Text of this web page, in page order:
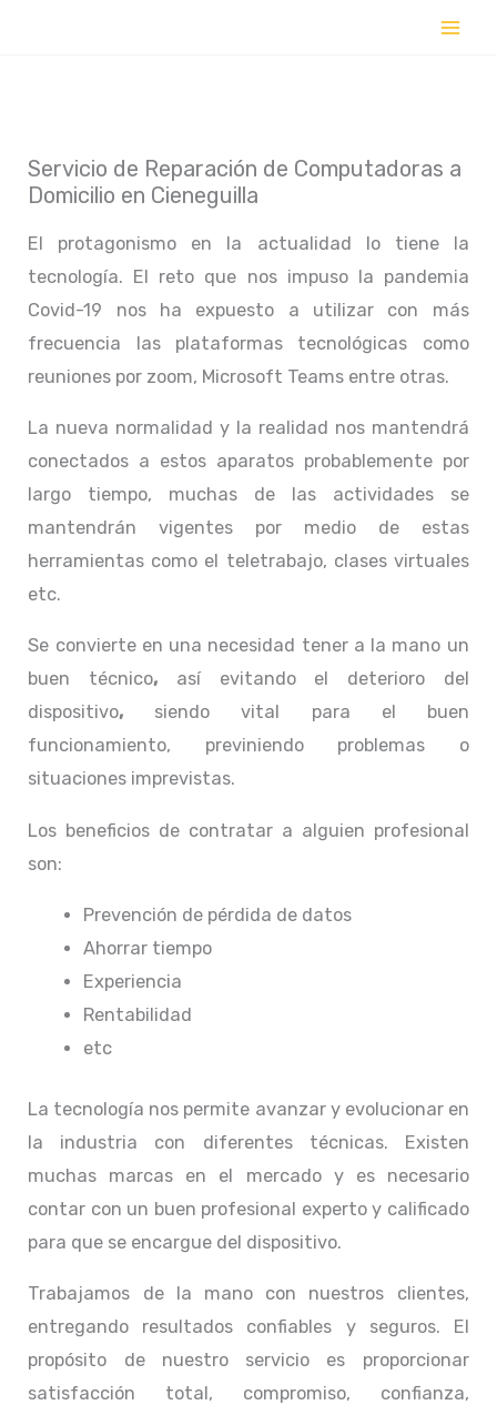
Servicio de Reparación de Computadoras a
Domicilio en Cieneguilla
El protagonismo en la actualidad lo tiene la
tecnología. El reto que nos impuso la pandemia
Covid-19 nos ha expuesto a utilizar con más
frecuencia las plataformas tecnológicas como
reuniones por zoom, Microsoft Teams entre otras.
La nueva normalidad y la realidad nos mantendrá
conectados a estos aparatos probablemente por
largo tiempo, muchas de las actividades se
mantendrán vigentes por medio de estas
herramientas como el teletrabajo, clases virtuales
etc.
Se convierte en una necesidad tener a la mano un
buen técnico, así evitando el deterioro del
dispositivo, siendo vital para el buen
funcionamiento, previniendo problemas o
situaciones imprevistas.
Los beneficios de contratar a alguien profesional
son:
Prevención de pérdida de datos
Ahorrar tiempo
Experiencia
Rentabilidad
etc
La tecnología nos permite avanzar y evolucionar en
la industria con diferentes técnicas. Existen
muchas marcas en el mercado y es necesario
contar con un buen profesional experto y calificado
para que se encargue del dispositivo.
Trabajamos de la mano con nuestros clientes,
entregando resultados confiables y seguros. El
propósito de nuestro servicio es proporcionar
satisfacción total, compromiso, confianza,